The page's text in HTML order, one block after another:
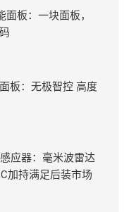
板：一块面板，
板：无极智控 高度
应器：毫米波雷达
加持满足后装市场